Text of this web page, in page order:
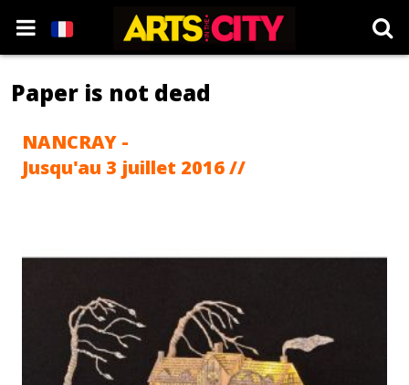
Paper is not dead
NANCRAY -
Jusqu'au 3 juillet 2016 //